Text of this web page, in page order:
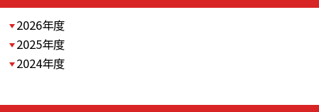
2026年度
2025年度
2024年度